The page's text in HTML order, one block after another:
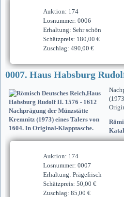
Auktion: 174
Losnummer: 0006
Erhaltung: Sehr schön
Schätzpreis: 180,00 €
Zuschlag: 490,00 €
0007. Haus Habsburg
Auktion: 174
Losnummer: 0007
Erhaltung: Prägefrisch
Schätzpreis: 50,00 €
Zuschlag: 85,00 €